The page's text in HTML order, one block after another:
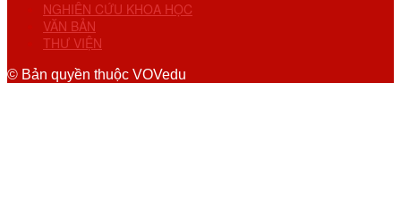
NGHIÊN CỨU KHOA HỌC
VĂN BẢN
THƯ VIỆN
© Bản quyền thuộc VOVedu